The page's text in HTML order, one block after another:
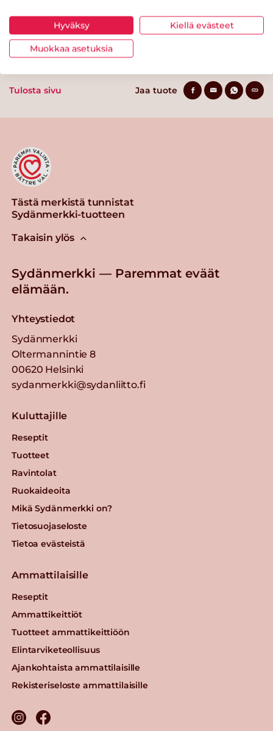
Suolaa 1.2 g
Tulosta sivu Jaa tuote
Tästä merkistä tunnistat
Sydänmerkki-tuotteen
Takaisin ylös
Sydänmerkki — Paremmat eväät
elämään.
Yhteystiedot
Sydänmerkki
Oltermannintie 8
00620 Helsinki
sydanmerkki@sydanliitto.fi
Kuluttajille
Reseptit
Tuotteet
Ravintolat
Ruokaideoita
Mikä Sydänmerkki on?
Tietosuojaseloste
Tietoa evästeistä
Ammattilaisille
Reseptit
Ammattikeittiöt
Tuotteet ammattikeittiöön
Elintarviketeollisuus
Ajankohtaista ammattilaisille
Rekisteriseloste ammattilaisille
Hyväksy Kiellä evästeet
Muokkaa asetuksia